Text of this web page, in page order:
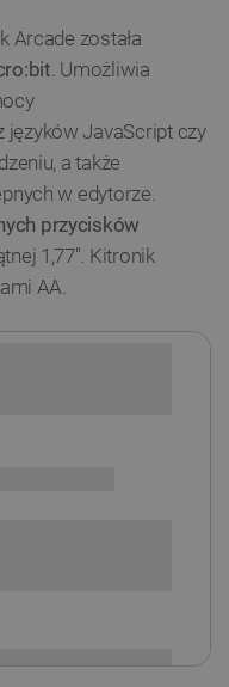
Arcade została
. Umożliwia
języków JavaScript czy
a także
w edytorze.
przycisków
1,77''. Kitronik
AA.